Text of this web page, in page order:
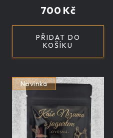
700 Kč
PŘIDAT DO
KOŠÍKU
Novinka